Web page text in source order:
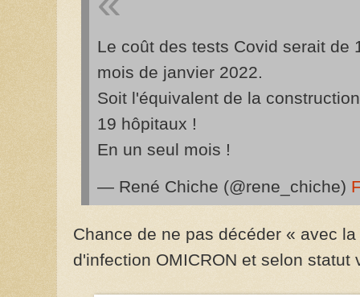
Le coût des tests Covid serait de
mois de janvier 2022.
Soit l'équivalent de la
19 hôpitaux !
En un seul mois !
— René Chiche (@rene_chiche)
Chance de ne pas décéder « avec
d'infection OMICRON et selon statut